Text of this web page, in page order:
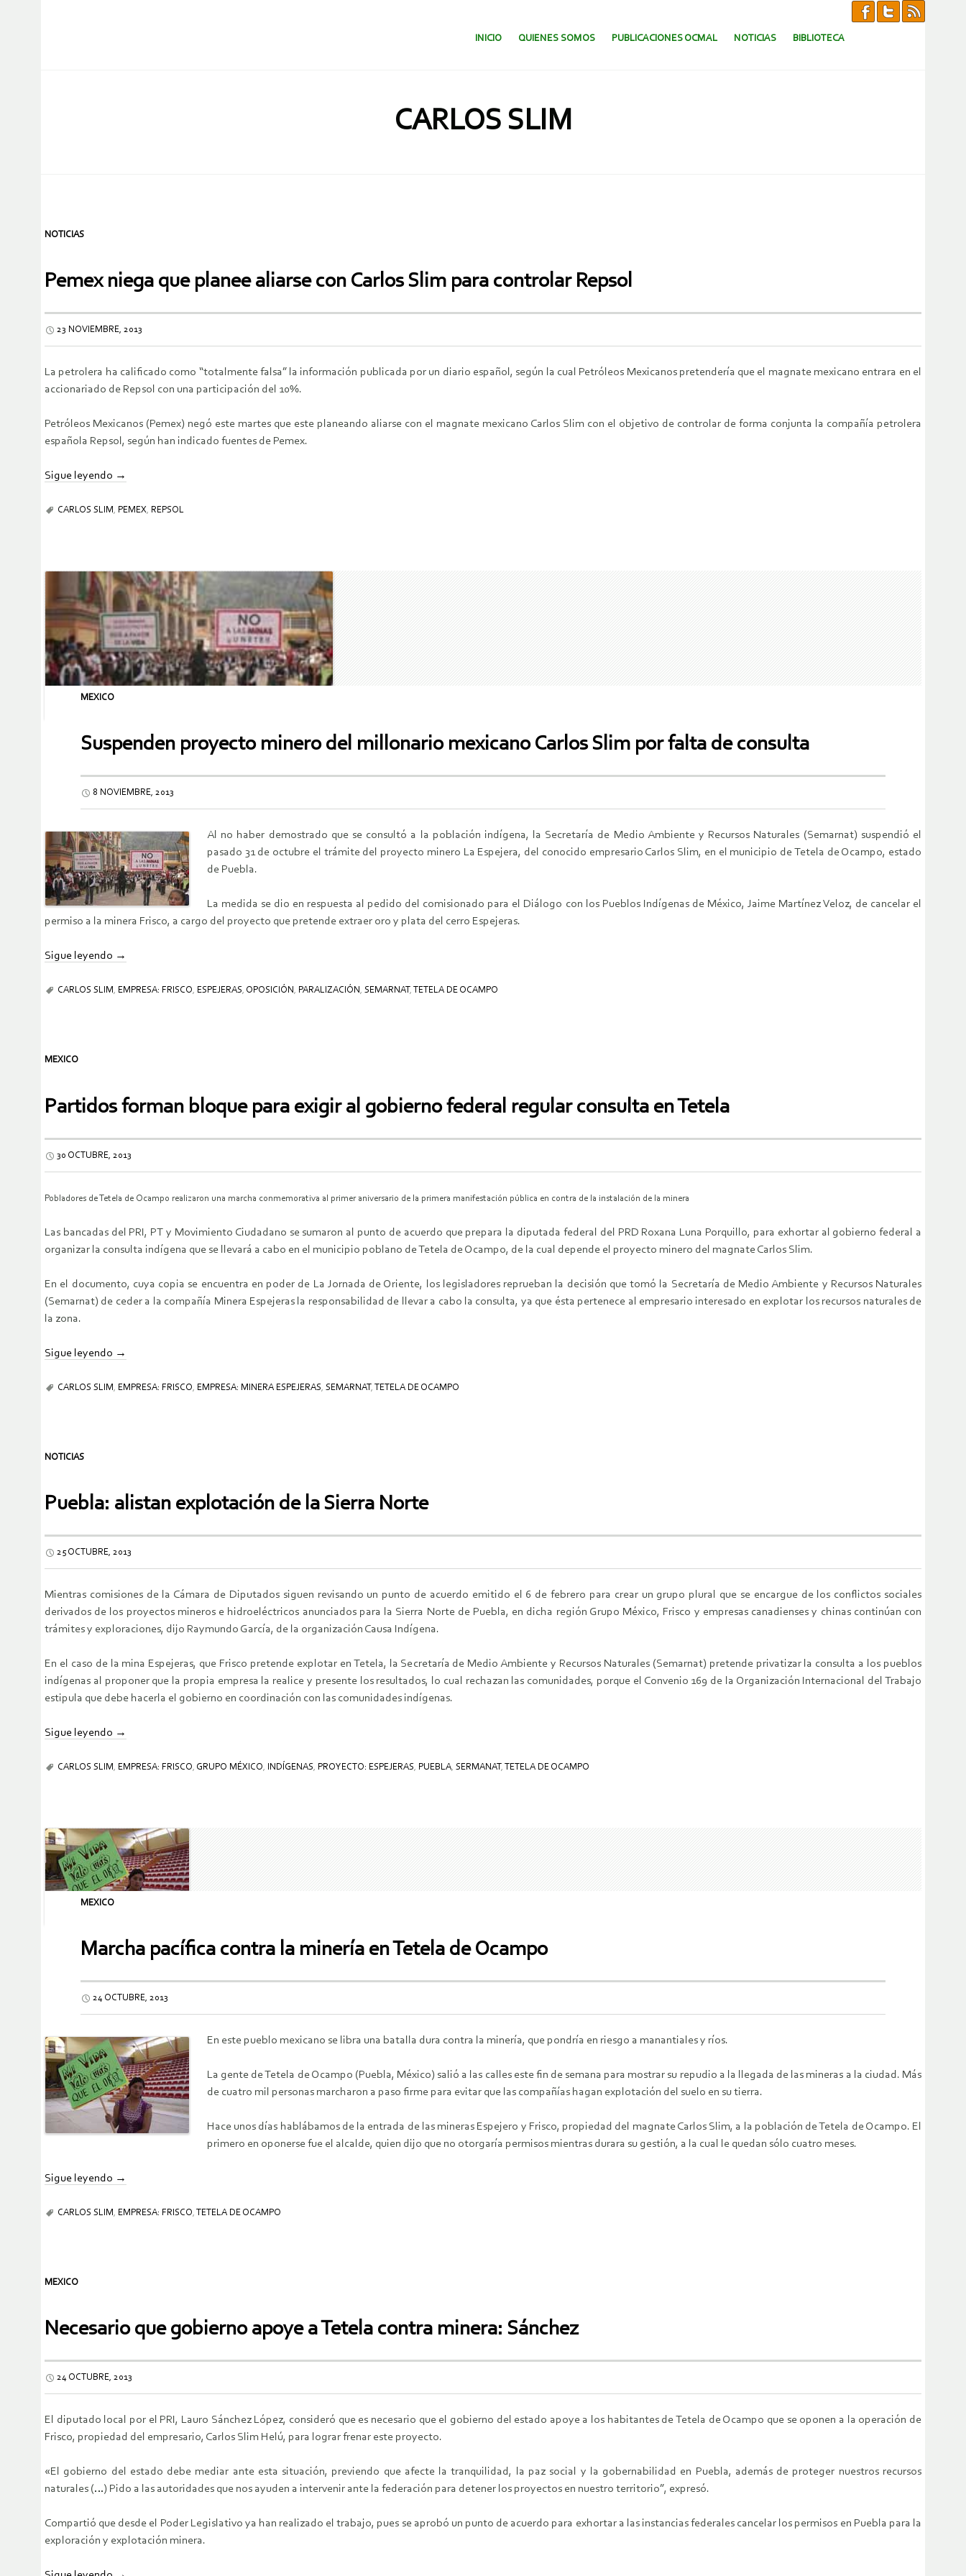
SALTAR AL CONTENIDO.
INICIO QUIENES SOMOS PUBLICACIONES OCMAL NOTICIAS BIBLIOTECA
CARLOS SLIM
NOTICIAS
Pemex niega que planee aliarse con Carlos Slim para controlar Repsol
23 NOVIEMBRE, 2013
La petrolera ha calificado como “totalmente falsa” la información publicada por un diario español, según la cual Petróleos Mexicanos pretendería que el magnate mexicano entrara en el
accionariado de Repsol con una participación del 10%.
Petróleos Mexicanos (Pemex) negó este martes que este planeando aliarse con el magnate mexicano Carlos Slim con el objetivo de controlar de forma conjunta la compañía petrolera
española Repsol, según han indicado fuentes de Pemex.
Sigue leyendo →
CARLOS SLIM , PEMEX, REPSOL
MEXICO
Suspenden proyecto minero del millonario mexicano Carlos Slim por falta de consulta
8 NOVIEMBRE, 2013
Al no haber demostrado que se consultó a la población indígena, la Secretaría de Medio Ambiente y Recursos Naturales (Semarnat) suspendió el
pasado 31 de octubre el trámite del proyecto minero La Espejera, del conocido empresario Carlos Slim, en el municipio de Tetela de Ocampo, estado
de Puebla.
La medida se dio en respuesta al pedido del comisionado para el Diálogo con los Pueblos Indígenas de México, Jaime Martínez Veloz, de cancelar el
permiso a la minera Frisco, a cargo del proyecto que pretende extraer oro y plata del cerro Espejeras.
Sigue leyendo →
CARLOS SLIM , EMPRESA: FRISCO, ESPEJERAS, OPOSICIÓN , PARALIZACIÓN , SEMARNAT , TETELA DE OCAMPO
MEXICO
Partidos forman bloque para exigir al gobierno federal regular consulta en Tetela
30 OCTUBRE, 2013
Pobladores de Tetela de Ocampo realizaron una marcha conmemorativa al primer aniversario de la primera manifestación pública en contra de la instalación de la minera
Las bancadas del PRI, PT y Movimiento Ciudadano se sumaron al punto de acuerdo que prepara la diputada federal del PRD Roxana Luna Porquillo, para exhortar al gobierno federal a
organizar la consulta indígena que se llevará a cabo en el municipio poblano de Tetela de Ocampo, de la cual depende el proyecto minero del magnate Carlos Slim.
En el documento, cuya copia se encuentra en poder de La Jornada de Oriente, los legisladores reprueban la decisión que tomó la Secretaría de Medio Ambiente y Recursos Naturales
(Semarnat) de ceder a la compañía Minera Espejeras la responsabilidad de llevar a cabo la consulta, ya que ésta pertenece al empresario interesado en explotar los recursos naturales de
la zona.
Sigue leyendo →
CARLOS SLIM EMPRESA: FRISCO EMPRESA: MINERA ESPEJERAS SEMARNAT, TETELA DE OCAMPO
NOTICIAS
Puebla: alistan explotación de la Sierra Norte
25 OCTUBRE, 2013
Mientras comisiones de la Cámara de Diputados siguen revisando un punto de acuerdo emitido el 6 de febrero para crear un grupo plural que se encargue de los conflictos sociales
derivados de los proyectos mineros e hidroeléctricos anunciados para la Sierra Norte de Puebla, en dicha región Grupo México, Frisco y empresas canadienses y chinas continúan con
trámites y exploraciones, dijo Raymundo García, de la organización Causa Indígena.
En el caso de la mina Espejeras, que Frisco pretende explotar en Tetela, la Secretaría de Medio Ambiente y Recursos Naturales (Semarnat) pretende privatizar la consulta a los pueblos
indígenas al proponer que la propia empresa la realice y presente los resultados, lo cual rechazan las comunidades, porque el Convenio 169 de la Organización Internacional del Trabajo
estipula que debe hacerla el gobierno en coordinación con las comunidades indígenas.
Sigue leyendo →
CARLOS SLIM , EMPRESA: FRISCO, GRUPO MÉXICO, INDÍGENAS, PROYECTO: ESPEJERAS, PUEBLA, SERMANAT, TETELA DE OCAMPO
MEXICO
Marcha pacífica contra la minería en Tetela de Ocampo
24 OCTUBRE, 2013
En este pueblo mexicano se libra una batalla dura contra la minería, que pondría en riesgo a manantiales y ríos.
La gente de Tetela de Ocampo (Puebla, México) salió a las calles este fin de semana para mostrar su repudio a la llegada de las mineras a la ciudad. Más
de cuatro mil personas marcharon a paso firme para evitar que las compañías hagan explotación del suelo en su tierra.
Hace unos días hablábamos de la entrada de las mineras Espejero y Frisco, propiedad del magnate Carlos Slim, a la población de Tetela de Ocampo. El
primero en oponerse fue el alcalde, quien dijo que no otorgaría permisos mientras durara su gestión, a la cual le quedan sólo cuatro meses.
Sigue leyendo →
CARLOS SLIM , EMPRESA: FRISCO, TETELA DE OCAMPO
MEXICO
Necesario que gobierno apoye a Tetela contra minera: Sánchez
24 OCTUBRE, 2013
El diputado local por el PRI, Lauro Sánchez López, consideró que es necesario que el gobierno del estado apoye a los habitantes de Tetela de Ocampo que se oponen a la operación de
Frisco, propiedad del empresario, Carlos Slim Helú, para lograr frenar este proyecto.
«El gobierno del estado debe mediar ante esta situación, previendo que afecte la tranquilidad, la paz social y la gobernabilidad en Puebla, además de proteger nuestros recursos
naturales (…) Pido a las autoridades que nos ayuden a intervenir ante la federación para detener los proyectos en nuestro territorio”, expresó.
Compartió que desde el Poder Legislativo ya han realizado el trabajo, pues se aprobó un punto de acuerdo para exhortar a las instancias federales cancelar los permisos en Puebla para la
exploración y explotación minera.